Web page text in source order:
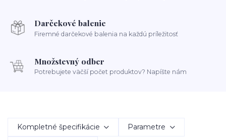
Darčekové balenie
Firemné darčekové balenia na každú príležitosť
Množstevný odber
Potrebujete väčší počet produktov? Napíšte nám
Kompletné špecifikácie Parametre